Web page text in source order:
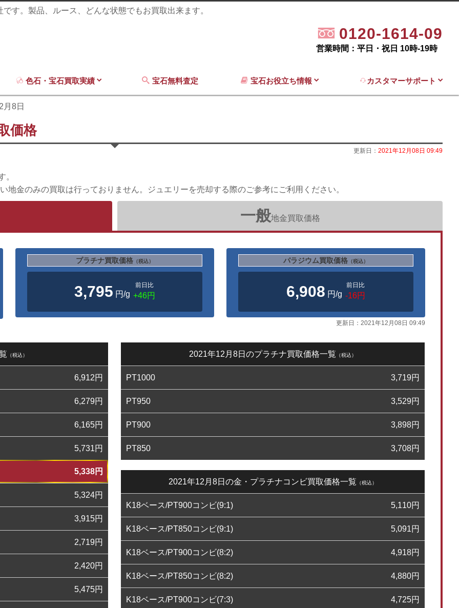
す。製品、ルース、どんな状態でもお買取出来ます。
0120-1614-09
営業時間：平日・祝日 10時-19時
色石・宝石買取実績 宝石無料査定 宝石お役立ち情報 カスタマーサポート
月8日
価格
更新日： 2021年12月08日 09:49
。
金のみの買取は行っておりません。ジュエリーを売却する際のご参考にご利用ください。
一般地金買取価格
プラチナ買取価格（税込）
3,795 円/g
前日比
+46円
パラジウム買取価格 （税込）
6,908 円/g
前日比
-16円
更新日： 2021年12月08日 09:49
（税込）
6,912円
6,279円
6,165円
5,731円
5,338円
5,324円
3,915円
2,719円
2,420円
5,475円
2021年12月8日のプラチナ買取価格一覧 （税込）
PT1000 3,719円
PT950 3,529円
PT900 3,898円
PT850 3,708円
2021年12月8日の金・プラチナコンビ買取価格一覧 （税込）
K18ベース/PT900コンビ(9:1) 5,110円
K18ベース/PT850コンビ(9:1) 5,091円
K18ベース/PT900コンビ(8:2) 4,918円
K18ベース/PT850コンビ(8:2) 4,880円
K18ベース/PT900コンビ(7:3) 4,725円